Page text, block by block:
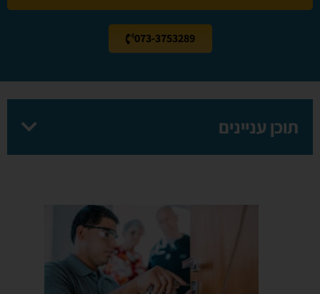
073-3753289
תוכן עניינים